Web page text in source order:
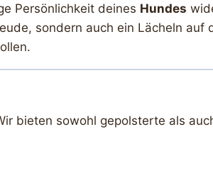
Persönlichkeit deines Hundes
sondern auch ein Lächeln auf
bieten sowohl gepolsterte als